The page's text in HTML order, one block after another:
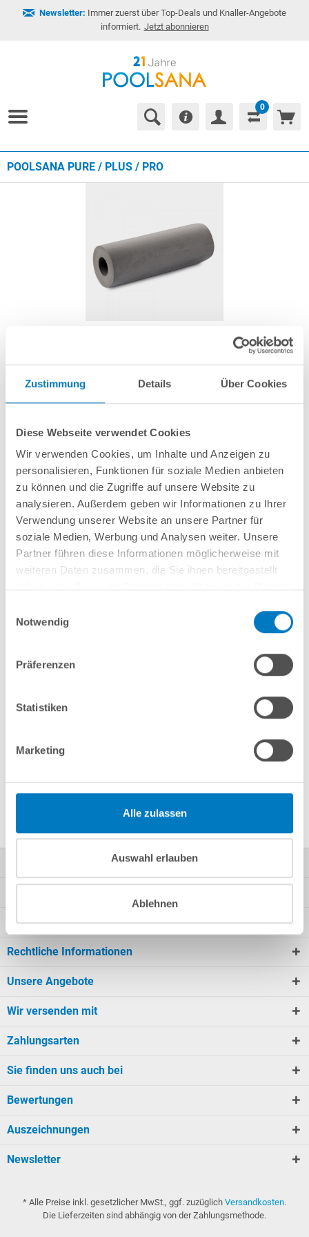
Zustimmung Details Über Cookies
Diese Webseite verwendet Cookies
Wir verwenden Cookies, um Inhalte und Anzeigen zu
personalisieren, Funktionen für soziale Medien anbieten
zu können und die Zugriffe auf unsere Website zu
analysieren. Außerdem geben wir Informationen zu Ihrer
Verwendung unserer Website an unsere Partner für
soziale Medien, Werbung und Analysen weiter. Unsere
Partner führen diese Informationen möglicherweise mit
weiteren Daten zusammen, die Sie ihnen bereitgestellt
Notwendig
Präferenzen
Statistiken
Marketing
Alle zulassen
Auswahl erlauben
Ablehnen
Newsletter: Immer zuerst über Top-Deals und Knaller-Angebote
informiert. Jetzt abonnieren
0
POOLSANA PURE / PLUS / PRO
PVA-Bürste für verschiedene Poolroboter
84,99 € *
89,99 € *
inkl. gesetzlicher MwSt. zzgl. Versandkosten; ab 99,- frachtfrei
Lieferung in ca. 1-3 Arbeitstagen
Ersatzbürste aus PVA, ca. 26,5 cm lang, Ø 9 cm.
Vergleichen Merken
Anfrageformular
Kundeninformationen
Rechtliche Informationen
Unsere Angebote
Wir versenden mit
Zahlungsarten
Sie finden uns auch bei
Bewertungen
Auszeichnungen
Newsletter
* Alle Preise inkl. gesetzlicher MwSt., ggf. zuzüglich Versandkosten.
Die Lieferzeiten sind abhängig von der Zahlungsmethode.